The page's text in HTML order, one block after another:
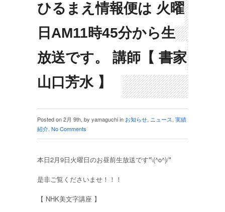
ひるまえ情報便は 火曜
日AM11時45分から生
放送です。 講師【 書家
山口芳水 】
Posted on 2月 9th, by yamaguchi in お知らせ, ニュース, 実績
紹介. No Comments
本日2月9日火曜日のお昼前生放送です*\(^o^)/*
是非ご覧くださいませ！！！
【 NHK美文字講座 】